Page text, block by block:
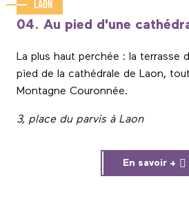
Laon
04. Au pied d'une
La plus haut perchée : la terrasse
pied de la cathédrale de Laon,
Montagne Couronnée.
3, place du parvis à Laon
En savoir +